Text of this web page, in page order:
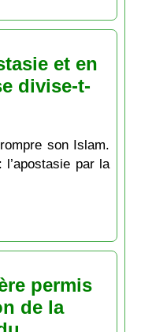
et en
divise-t-
son Islam.
par la
permis
de la